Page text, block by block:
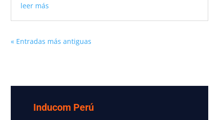
leer más
« Entradas más antiguas
Inducom Perú